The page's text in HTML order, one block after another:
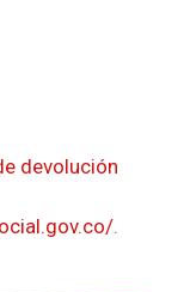
devolución